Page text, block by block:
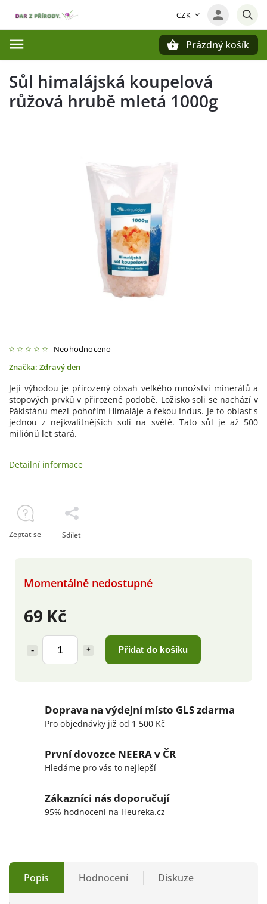
CZK
Prázdný košík
Sůl himalájská koupelová
růžová hrubě mletá 1000g
Neohodnoceno
Značka: Zdravý den
69 Kč
Přidat do košíku
Momentálně nedostupné
Její výhodou je přirozený obsah velkého množství minerálů a
stopových prvků v přirozené podobě. Ložisko soli se nachází v
Pákistánu mezi pohořím Himaláje a řekou Indus. Je to oblast s
jednou z nejkvalitnějších solí na světě. Tato sůl je až 500
miliónů let stará.
Detailní informace
Zeptat se Sdílet
Doprava na výdejní místo GLS zdarma
Pro objednávky již od 1 500 Kč
První dovozce NEERA v ČR
Hledáme pro vás to nejlepší
Zákazníci nás doporučují
95% hodnocení na Heureka.cz
Popis Hodnocení Diskuze